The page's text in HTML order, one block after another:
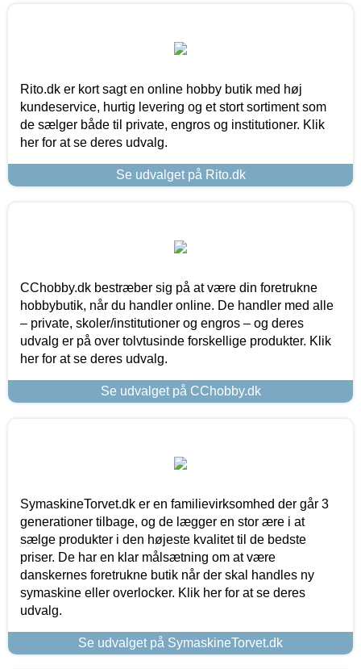
Rito.dk er kort sagt en online hobby butik med høj
kundeservice, hurtig levering og et stort sortiment som
de sælger både til private, engros og institutioner. Klik
her for at se deres udvalg.
Se udvalget på Rito.dk
CChobby.dk bestræber sig på at være din foretrukne
hobbybutik, når du handler online. De handler med alle
– private, skoler/institutioner og engros – og deres
udvalg er på over tolvtusinde forskellige produkter. Klik
her for at se deres udvalg.
Se udvalget på CChobby.dk
SymaskineTorvet.dk er en familievirksomhed der går 3
generationer tilbage, og de lægger en stor ære i at
sælge produkter i den højeste kvalitet til de bedste
priser. De har en klar målsætning om at være
danskernes foretrukne butik når der skal handles ny
symaskine eller overlocker. Klik her for at se deres
udvalg.
Se udvalget på SymaskineTorvet.dk